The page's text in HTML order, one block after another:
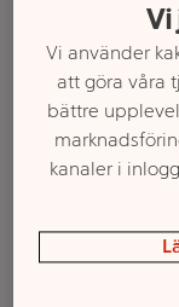
Vi
Vi använder
att göra våra
bättre
kanaler i